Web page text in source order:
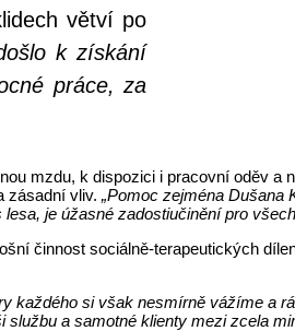
větví po
k získání
práce, za
mzdu, k dispozici i pracovní oděv
zásadní vliv.„Pomoc zejména Dušana
je úžasné zadostiučinění pro
činnost sociálně-terapeutických
každého si však nesmírně vážíme a
a samotné klienty mezi zcela